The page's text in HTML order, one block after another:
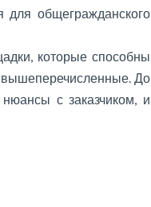
для общегражданского
которые способны
вышеперечисленные. До
с заказчиком, и